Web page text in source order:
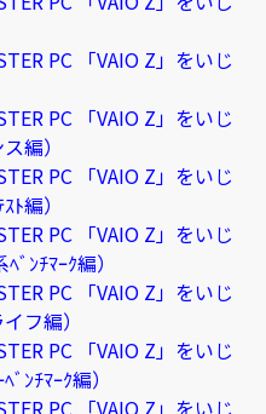
PC 「VAIO Z」をいじ
PC 「VAIO Z」をいじ
編）
PC 「VAIO Z」をいじ
編）
PC 「VAIO Z」をいじ
ﾞﾝﾁﾏｰｸ編）
PC 「VAIO Z」をいじ
フ編）
PC 「VAIO Z」をいじ
ﾝﾁﾏｰｸ編）
PC 「VAIO Z」をいじ